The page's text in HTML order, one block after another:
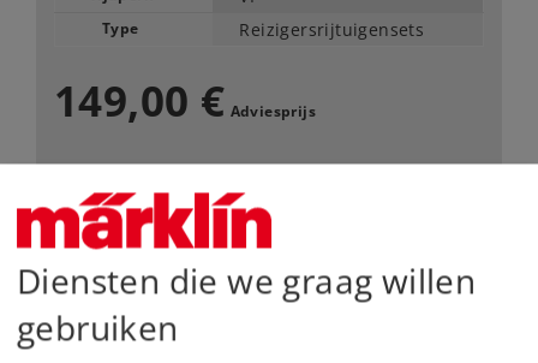
Type Reizigersrijtuigensets
149,00 € Adviesprijs
Leverbaar vanaf fabriek.
Dealer zoeken
Diensten die we graag willen
gebruiken